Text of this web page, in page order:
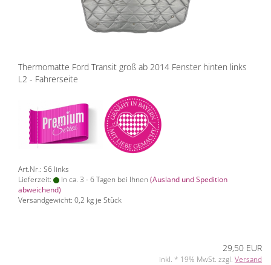
Thermomatte Ford Transit groß ab 2014 Fenster hinten links
L2 - Fahrerseite
Art.Nr.: S6 links
Lieferzeit:
In ca. 3 - 6 Tagen bei Ihnen (Ausland und Spedition
abweichend)
Versandgewicht: 0,2 kg je Stück
29,50 EUR
inkl. * 19% MwSt. zzgl. Versand